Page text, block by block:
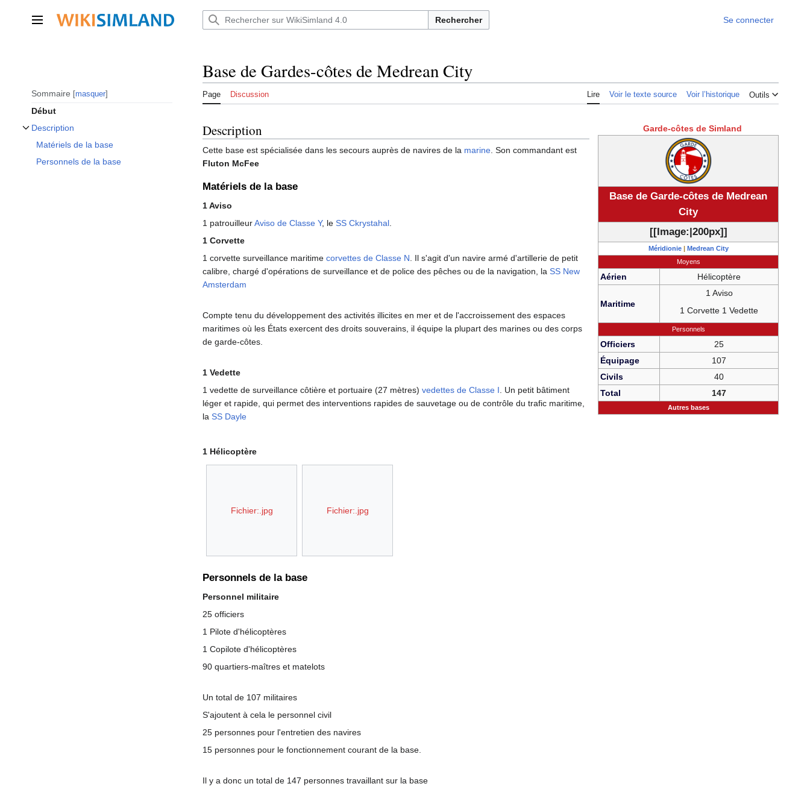
contenu Menu principal Rechercher Se connecter
Sommaire masquer
Début
Description
Afficher / masquer la sous-section Description
Matériels de la base
Personnels de la base
Base de Gardes-côtes de Medrean City
Page Discussion Lire Voir le texte source Voir l’historique Outils
Garde-côtes de Simland
Base de Garde-côtes de Medrean
City
[[Image:|200px]]
Méridionie | Medrean City
Moyens
Aérien Hélicoptère
Maritime
1 Aviso
1 Corvette 1 Vedette
Personnels
Officiers
25
Équipage
107
Civils
40
Total
147
Autres bases
Description
Cette base est spécialisée dans les secours auprès de navires de la marine . Son commandant est
Fluton McFee
Matériels de la base
1 Aviso
1 patrouilleurAviso de Classe Y, le SS Ckrystahal.
1 Corvette
1 corvette surveillance maritime corvettes de Classe N. Il s'agit d'un navire armé d'artillerie de petit
calibre, chargé d'opérations de surveillance et de police des pêches ou de la navigation, la SS New
Amsterdam
Compte tenu du développement des activités illicites en mer et de l'accroissement des espaces
maritimes où les États exercent des droits souverains, il équipe la plupart des marines ou des corps
de garde-côtes.
1 Vedette
1 vedette de surveillance côtière et portuaire (27 mètres) vedettes de Classe I. Un petit bâtiment
léger et rapide, qui permet des interventions rapides de sauvetage ou de contrôle du trafic maritime,
la SS Dayle
1 Hélicoptère
Fichier:.jpg Fichier:.jpg
Personnels de la base
Personnel militaire
25 officiers
1 Pilote d'hélicoptères
1 Copilote d'hélicoptères
90 quartiers-maîtres et matelots
Un total de 107 militaires
S'ajoutent à cela le personnel civil
25 personnes pour l'entretien des navires
15 personnes pour le fonctionnement courant de la base.
Il y a donc un total de 147 personnes travaillant sur la base